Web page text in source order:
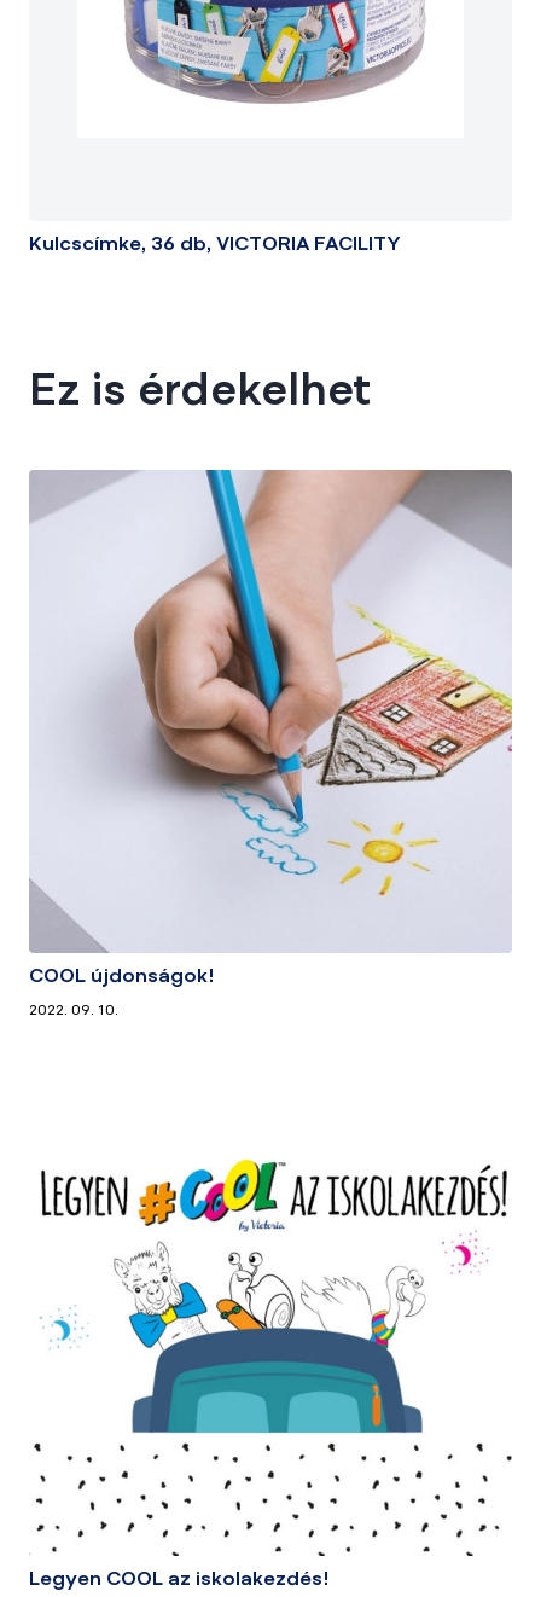
Kulcscímke, 36 db, VICTORIA FACILITY
Ez is érdekelhet
COOL újdonságok!
2022. 09. 10.
Legyen COOL az iskolakezdés!